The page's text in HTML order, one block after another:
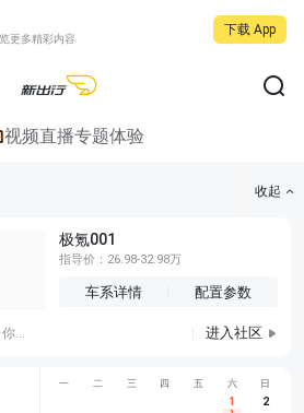
更多精彩内容
下载 App
视频直播专题体验
收起
极氪001
指导价：26.98-32.98万
车系详情 配置参数
接下来的「金9银10」，你觉得车企应该把宣传重心放在耐久上还是创新上？ 进入社区
一 二 三 四 五 六 日
1 2